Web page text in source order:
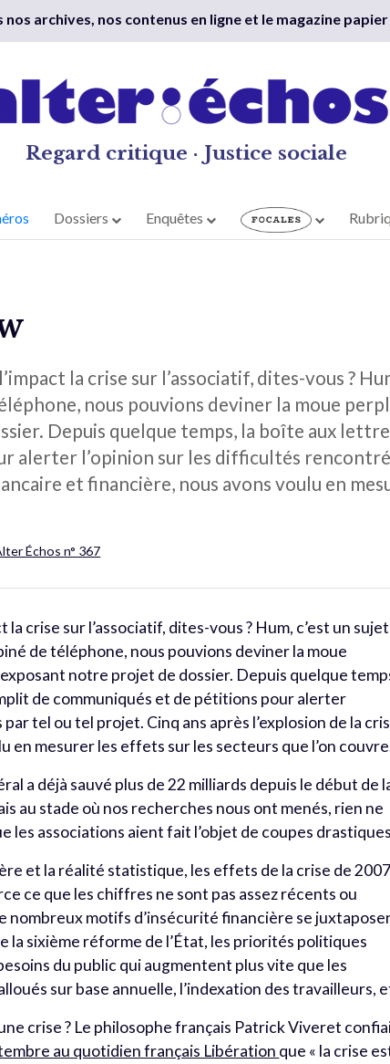
archives, nos contenus en ligne et le magazine papier
Regard critique · Justice sociale
Dossiers Enquêtes
la crise sur l’associatif, dites-vous ?
nous pouvions deviner la moue
Depuis quelque temps, la boîte aux
alerter l’opinion sur les difficultés
et financière, nous avons voulu en
Échos n° 367
crise sur l’associatif, dites-vous ? Hum, c’est un sujet
de téléphone, nous pouvions deviner la moue
notre projet de dossier. Depuis quelque
de communiqués et de pétitions pour alerter
tel ou tel projet. Cinq ans après l’explosion de la
en mesurer les effets sur les secteurs que l’on
a déjà sauvé plus de 22 milliards depuis le début de
au stade où nos recherches nous ont menés, rien ne
les associations aient fait l’objet de coupes
et la réalité statistique, les effets de la crise de 2007
ce que les chiffres ne sont pas assez récents ou
nombreux motifs d’insécurité financière se
la sixième réforme de l’État, les priorités politiques
du public qui augmentent plus vite que les
sur base annuelle, l’indexation des travailleurs,
crise ? Le philosophe français Patrick Viveret
au quotidien français Libération que « la crise